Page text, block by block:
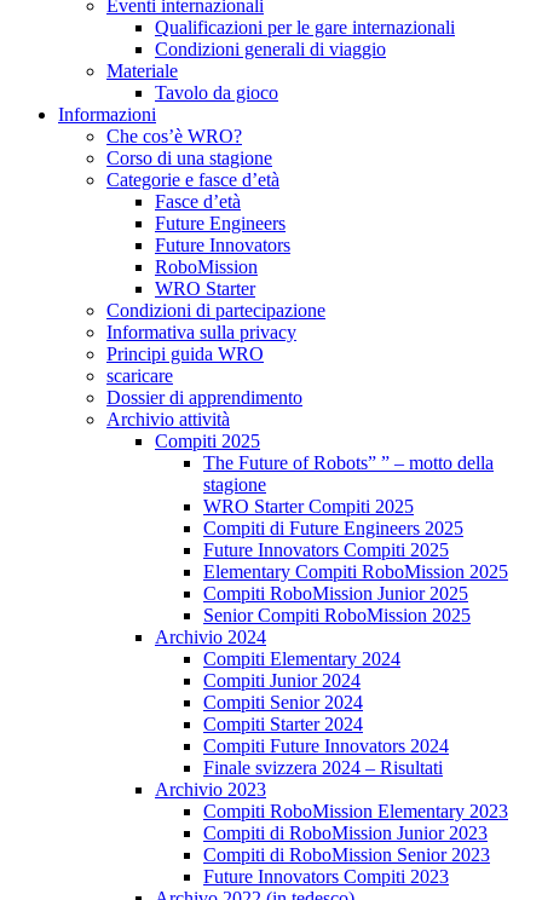
Eventi internazionali
Qualificazioni per le gare internazionali
Condizioni generali di viaggio
Materiale
Tavolo da gioco
Informazioni
Che cos’è WRO?
Corso di una stagione
Categorie e fasce d’età
Fasce d’età
Future Engineers
Future Innovators
RoboMission
WRO Starter
Condizioni di partecipazione
Informativa sulla privacy
Principi guida WRO
scaricare
Dossier di apprendimento
Archivio attività
Compiti 2025
The Future of Robots” ” – motto della
stagione
WRO Starter Compiti 2025
Compiti di Future Engineers 2025
Future Innovators Compiti 2025
Elementary Compiti RoboMission 2025
Compiti RoboMission Junior 2025
Senior Compiti RoboMission 2025
Archivio 2024
Compiti Elementary 2024
Compiti Junior 2024
Compiti Senior 2024
Compiti Starter 2024
Compiti Future Innovators 2024
Finale svizzera 2024 – Risultati
Archivio 2023
Compiti RoboMission Elementary 2023
Compiti di RoboMission Junior 2023
Compiti di RoboMission Senior 2023
Future Innovators Compiti 2023